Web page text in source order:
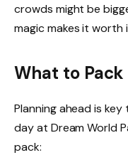
crowds might be
magic makes it worth
What to
Planning ahead is
day at Dream World
pack: